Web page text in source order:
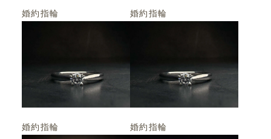
婚約指輪 婚約指輪
婚約指輪 婚約指輪